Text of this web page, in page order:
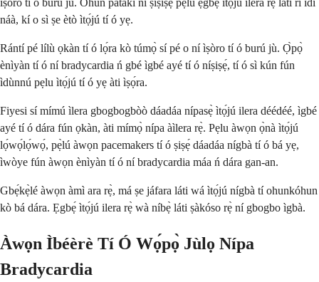
náà, kí o sì ṣe ètò ìtọ́jú tí ó yẹ.
Rántí pé lílù ọkàn tí ó lọ́ra kò túmọ̀ sí pé o ní ìṣòro tí ó burú jù. Ọ̀pọ̀
ènìyàn tí ó ní bradycardia ń gbé ìgbé ayé tí ó níṣiṣẹ́, tí ó sì kún fún
ìdùnnú pẹlu ìtọ́jú tí ó yẹ àti ìṣọ́ra.
Fiyesi sí mímú ìlera gbogbogbòò dáadáa nípasẹ̀ ìtọ́jú ilera déédéé, ìgbé
ayé tí ó dára fún ọkàn, àti mímọ̀ nípa àìlera rẹ̀. Pẹlu àwọn ọ̀nà ìtọ́jú
lọ́wọ́lọ́wọ́, pẹ̀lú àwọn pacemakers tí ó ṣiṣẹ́ dáadáa nígbà tí ó bá yẹ,
ìwòye fún àwọn ènìyàn tí ó ní bradycardia máa ń dára gan-an.
Gbẹ́kẹ̀lé àwọn àmì ara rẹ̀, má ṣe jáfara láti wá ìtọ́jú nígbà tí ohunkóhun
kò bá dára. Ẹgbẹ́ ìtọ́jú ilera rẹ̀ wà níbẹ̀ láti ṣàkóso rẹ̀ ní gbogbo ìgbà.
Àwọn Ìbéèrè Tí Ó Wọ́pọ̀ Jùlọ Nípa
Bradycardia